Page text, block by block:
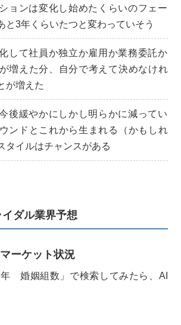
ョンは変化し始めたくらいのフェー
と3年くらいたつと変わっていそう
して社員か独立か雇用か業務委託か
増えた分、自分で考えて決めなけれ
が増えた
後緩やかにしかし明らかに減ってい
ンドとこれから生まれる（かもしれ
タイルはチャンスがある
ダル業界予想
ーケット状況
婚姻組数」で検索してみたら、AI